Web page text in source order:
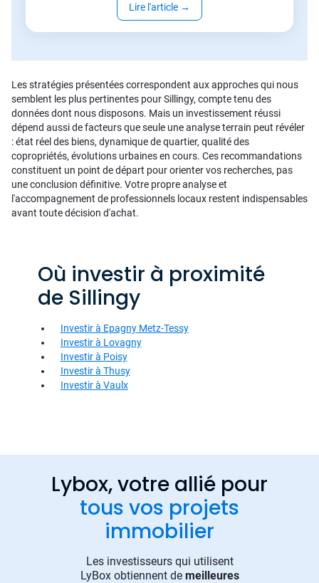
Lire l'article →
Les stratégies présentées correspondent aux approches qui nous
semblent les plus pertinentes pour Sillingy, compte tenu des
données dont nous disposons. Mais un investissement réussi
dépend aussi de facteurs que seule une analyse terrain peut révéler
: état réel des biens, dynamique de quartier, qualité des
copropriétés, évolutions urbaines en cours. Ces recommandations
constituent un point de départ pour orienter vos recherches, pas
une conclusion définitive. Votre propre analyse et
l'accompagnement de professionnels locaux restent indispensables
avant toute décision d'achat.
Où investir à proximité
de Sillingy
Investir à Epagny Metz-Tessy
Investir à Lovagny
Investir à Poisy
Investir à Thusy
Investir à Vaulx
Lybox, votre allié pour
tous vos projets
immobilier
Les investisseurs qui utilisent
LyBox obtiennent de meilleures